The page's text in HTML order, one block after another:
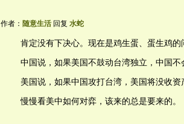
作者： 随意生活回复 水蛇
肯定没有下决心。现在是鸡生蛋、蛋生鸡的
中国说，如果美国不鼓动台湾独立，中国不
美国说，如果中国攻打台湾，美国将没收资
慢慢看美中如何对弈，该来的总是要来的。